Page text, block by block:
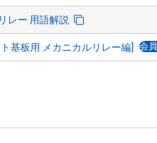
レー 用語解説
基板用 メカニカルリレー編] 会